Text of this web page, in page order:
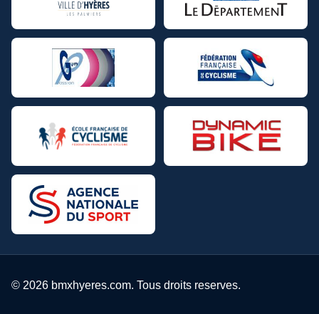
© 2026 bmxhyeres.com. Tous droits reserves.